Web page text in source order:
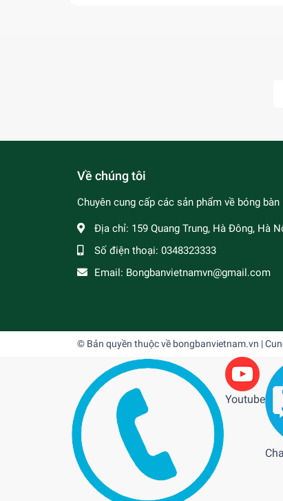
Về chúng tôi
Chuyên cung cấp các sản phẩm về bóng bàn
Địa chỉ: 159 Quang Trung, Hà Đông, Hà
Số điện thoại: 0348323333
Email: Bongbanvietnamvn@gmail.com
© Bản quyền thuộc về bongbanvietnam.vn |
Youtube